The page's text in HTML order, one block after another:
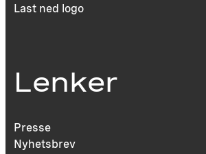
Last ned logo
Lenker
Presse
Nyhetsbrev